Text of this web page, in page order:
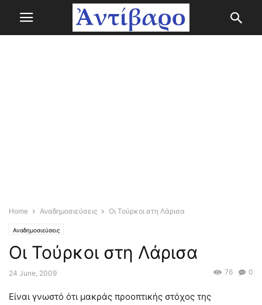
Home Αναδημοσιεύσεις Οι Τούρκοι στη Λάρισα
Αναδημοσιεύσεις
Οι Τούρκοι στη Λάρισα
24 June, 2009 0
76
Είναι γνωστό ότι μακράς προοπτικής στόχος της